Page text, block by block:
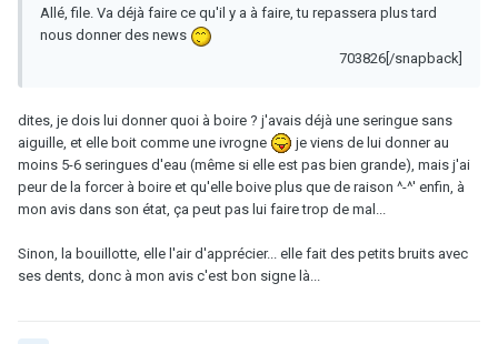
Allé, file. Va déjà faire ce qu'il y a à faire, tu repassera plus tard
nous donner des news
703826[/snapback]
dites, je dois lui donner quoi à boire ? j'avais déjà une seringue sans
aiguille, et elle boit comme une ivrogne
je viens de lui donner au
moins 5-6 seringues d'eau (même si elle est pas bien grande), mais j'ai
peur de la forcer à boire et qu'elle boive plus que de raison ^-^' enfin, à
mon avis dans son état, ça peut pas lui faire trop de mal...
Sinon, la bouillotte, elle l'air d'apprécier... elle fait des petits bruits avec
ses dents, donc à mon avis c'est bon signe là...